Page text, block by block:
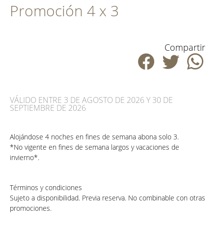
Promoción 4 x 3
Compartir
VÁLIDO ENTRE 3 DE AGOSTO DE 2026 Y 30 DE
SEPTIEMBRE DE 2026
Alojándose 4 noches en fines de semana abona solo 3.
*No vigente en fines de semana largos y vacaciones de
invierno*.
Términos y condiciones
Sujeto a disponibilidad. Previa reserva. No combinable con otras
promociones.